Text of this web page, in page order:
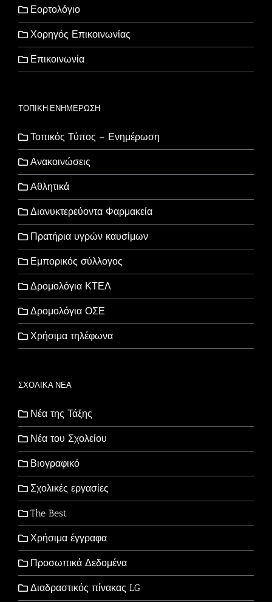
Εορτολόγιο
Χορηγός Επικοινωνίας
Επικοινωνία
ΤΟΠΙΚΗ ΕΝΗΜΕΡΩΣΗ
Τοπικός Τύπος – Ενημέρωση
Ανακοινώσεις
Αθλητικά
Διανυκτερεύοντα Φαρμακεία
Πρατήρια υγρών καυσίμων
Εμπορικός σύλλογος
Δρομολόγια ΚΤΕΛ
Δρομολόγια ΟΣΕ
Χρήσιμα τηλέφωνα
ΣΧΟΛΙΚΑ ΝΕΑ
Νέα της Τάξης
Νέα του Σχολείου
Βιογραφικό
Σχολικές εργασίες
The Best
Χρήσιμα έγγραφα
Προσωπικά Δεδομένα
Διαδραστικός πίνακας LG